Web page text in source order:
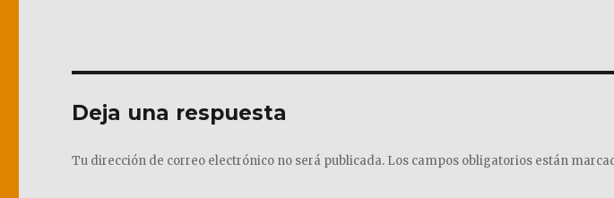
Deja una respuesta
Tu dirección de correo electrónico no será publicada. Los campos obligatorios están